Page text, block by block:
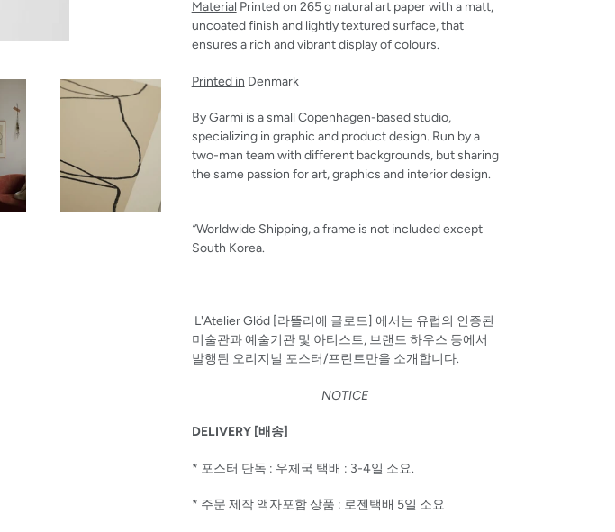
Material Printed on 265 g natural art paper with a matt,
uncoated finish and lightly textured surface, that
ensures a rich and vibrant display of colours.
Printed in Denmark
By Garmi is a small Copenhagen-based studio,
specializing in graphic and product design. Run by a
two-man team with different backgrounds, but sharing
the same passion for art, graphics and interior design.
”Worldwide Shipping, a frame is not included except
South Korea.
L'Atelier Glöd [라뜰리에 글로드] 에서는 유럽의 인증된
미술관과 예술기관 및 아티스트, 브랜드 하우스 등에서
발행된 오리지널 포스터/프린트만을 소개합니다.
NOTICE
DELIVERY [배송]
* 포스터 단독 : 우체국 택배 : 3-4일 소요.
* 주문 제작 액자포함 상품 : 로젠택배 5일 소요